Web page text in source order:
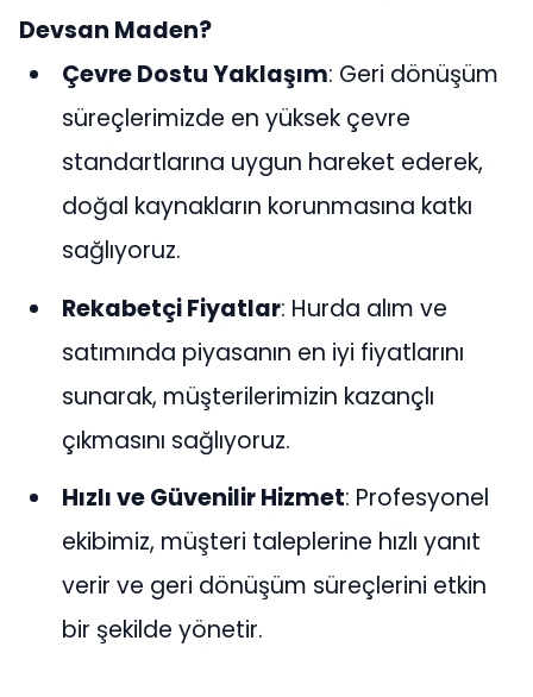
Devsan Maden?
Çevre Dostu Yaklaşım: Geri dönüşüm
süreçlerimizde en yüksek çevre
standartlarına uygun hareket ederek,
doğal kaynakların korunmasına katkı
sağlıyoruz.
Rekabetçi Fiyatlar: Hurda alım ve
satımında piyasanın en iyi fiyatlarını
sunarak, müşterilerimizin kazançlı
çıkmasını sağlıyoruz.
Hızlı ve Güvenilir Hizmet: Profesyonel
ekibimiz, müşteri taleplerine hızlı yanıt
verir ve geri dönüşüm süreçlerini etkin
bir şekilde yönetir.